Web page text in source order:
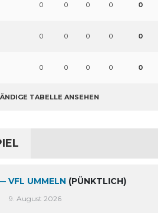
0 0 0 0 0
0 0 0 0 0
0 0 0 0 0
TABELLE ANSEHEN
VFL UMMELN (PÜNKTLICH)
9. August 2026